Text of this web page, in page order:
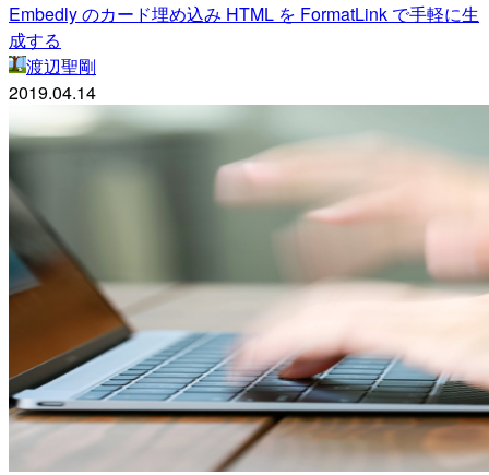
Embedly のカード埋め込み HTML を FormatLink で手軽に生
成する
渡辺聖剛
2019.04.14